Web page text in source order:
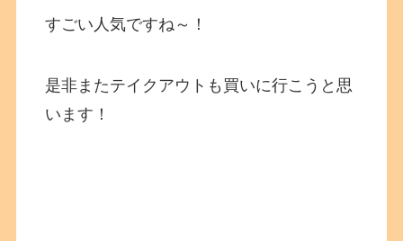
すごい人気ですね～！
是非またテイクアウトも買いに行こうと思
います！